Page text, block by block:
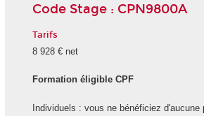
Code Stage : CPN9800A
Tarifs
8 928 € net
Formation éligible CPF
Individuels : vous ne bénéficiez d'aucune